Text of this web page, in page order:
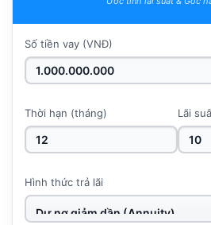
Số tiền vay (VNĐ)
Thời hạn (tháng) Lãi
Hình thức trả lãi